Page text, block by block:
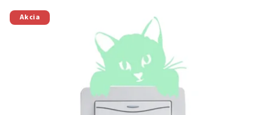
Akcia